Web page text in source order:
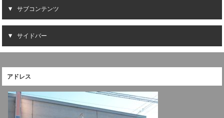
サブコンテンツ
サイドバー
アドレス